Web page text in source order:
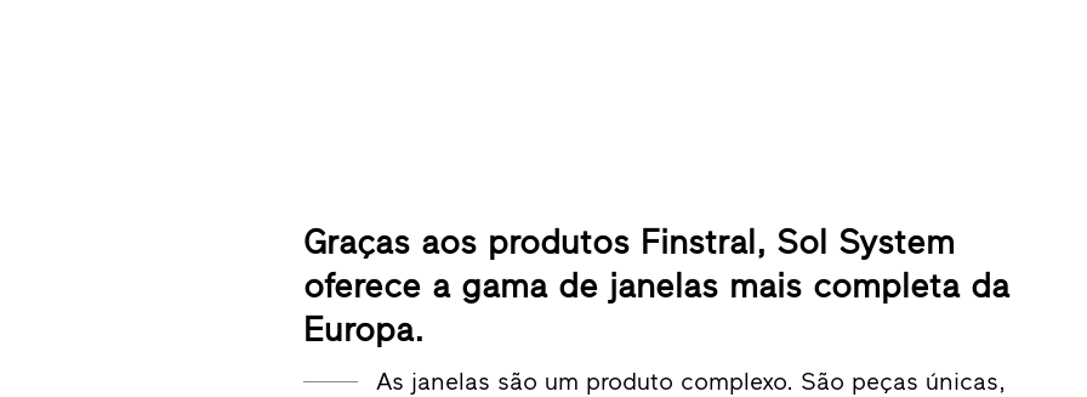
Graças aos produtos Finstral, Sol System
oferece a gama de janelas mais completa da
Europa.
As janelas são um produto complexo. São peças únicas,